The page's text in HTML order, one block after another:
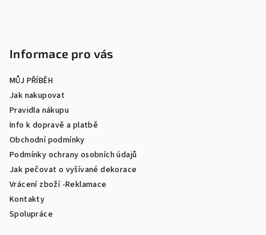
Informace pro vás
MŮJ PŘÍBĚH
Jak nakupovat
Pravidla nákupu
Info k dopravě a platbě
Obchodní podmínky
Podmínky ochrany osobních údajů
Jak pečovat o vyšívané dekorace
Vrácení zboží -Reklamace
Kontakty
Spolupráce